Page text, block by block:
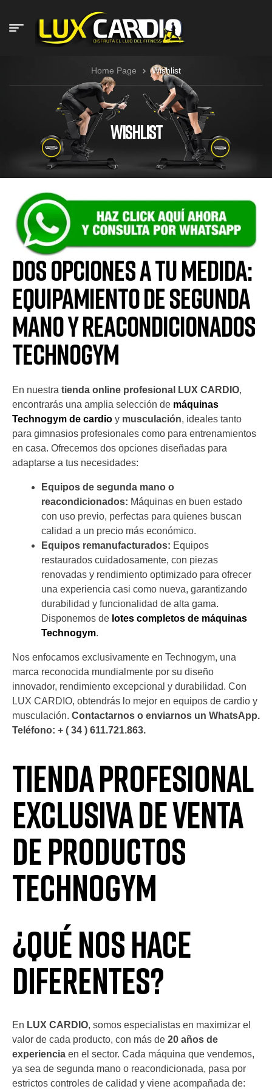
WISHLIST
Home Page Wishlist
Dos Opciones a Tu Medida:
Equipamiento de Segunda
Mano y Reacondicionados
Technogym
En nuestra tienda online profesional LUX CARDIO,
encontrarás una amplia selección de máquinas
Technogym de cardio y musculación, ideales tanto
para gimnasios profesionales como para entrenamientos
en casa. Ofrecemos dos opciones diseñadas para
adaptarse a tus necesidades:
Equipos de segunda mano o
reacondicionados: Máquinas en buen estado
con uso previo, perfectas para quienes buscan
calidad a un precio más económico.
Equipos remanufacturados: Equipos
restaurados cuidadosamente, con piezas
renovadas y rendimiento optimizado para ofrecer
una experiencia casi como nueva, garantizando
durabilidad y funcionalidad de alta gama.
Disponemos de lotes completos de máquinas
Technogym.
Nos enfocamos exclusivamente en Technogym, una
marca reconocida mundialmente por su diseño
innovador, rendimiento excepcional y durabilidad. Con
LUX CARDIO, obtendrás lo mejor en equipos de cardio y
musculación. Contactarnos o enviarnos un WhatsApp.
Teléfono: + ( 34 ) 611.721.863.
Tienda Profesional
Exclusiva de venta
de Productos
Technogym
¿Qué Nos Hace
Diferentes?
En LUX CARDIO, somos especialistas en maximizar el
valor de cada producto, con más de 20 años de
experiencia en el sector. Cada máquina que vendemos,
ya sea de segunda mano o reacondicionada, pasa por
estrictos controles de calidad y viene acompañada de: